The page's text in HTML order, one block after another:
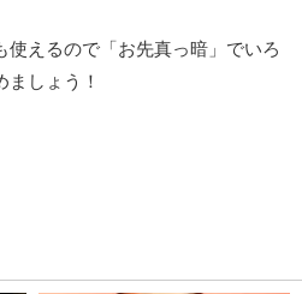
使えるので「お先真っ暗」でいろ
ましょう！